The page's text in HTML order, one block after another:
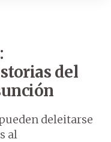
del
deleitarse
al